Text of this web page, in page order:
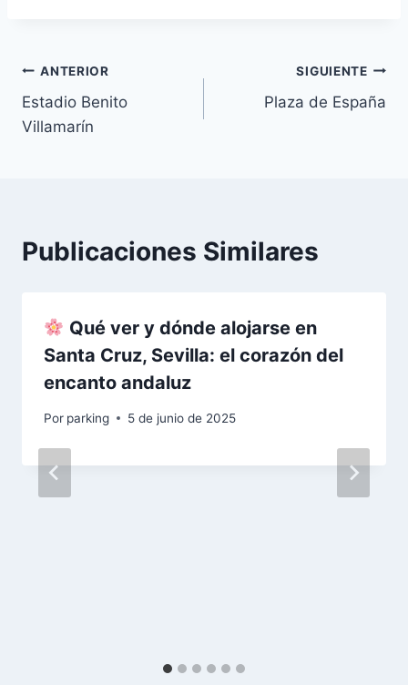
Navegación
de
ANTERIOR
Estadio Benito
Villamarín
SIGUIENTE
Plaza de España
Publicaciones Similares
Qué ver y dónde alojarse en
Santa Cruz, Sevilla: el corazón del
encanto andaluz
Por parking 5 de junio de 2025